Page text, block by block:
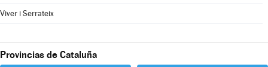
Viver i Serrateix
Provincias de Cataluña